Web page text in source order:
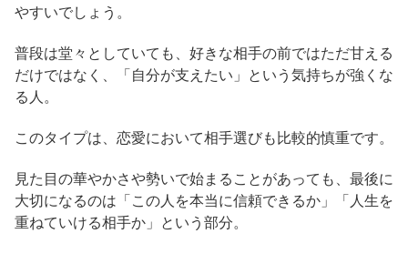
やすいでしょう。
普段は堂々としていても、好きな相手の前ではただ甘える
だけではなく、「自分が支えたい」という気持ちが強くな
る人。
このタイプは、恋愛において相手選びも比較的慎重です。
見た目の華やかさや勢いで始まることがあっても、最後に
大切になるのは「この人を本当に信頼できるか」「人生を
重ねていける相手か」という部分。